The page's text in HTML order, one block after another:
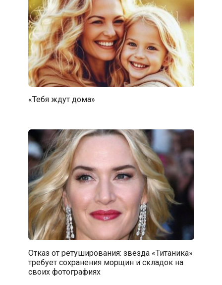
«Тебя ждут дома»
Отказ от ретуширования: звезда «Титаника»
требует сохранения морщин и складок на
своих фотографиях